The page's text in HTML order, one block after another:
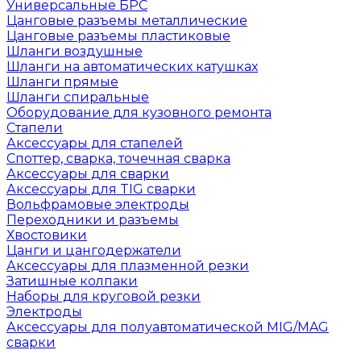
Универсальные БРС
Цанговые разъемы металлические
Цанговые разъемы пластиковые
Шланги воздушные
Шланги на автоматических катушках
Шланги прямые
Шланги спиральные
Оборудование для кузовного ремонта
Стапели
Аксессуары для стапелей
Споттер, сварка, точечная сварка
Аксессуары для сварки
Аксессуары для TIG сварки
Вольфрамовые электроды
Переходники и разъемы
Хвостовики
Цанги и цангодержатели
Аксессуары для плазменной резки
Затишные колпаки
Наборы для круговой резки
Электроды
Аксессуары для полуавтоматической MIG/MAG
сварки